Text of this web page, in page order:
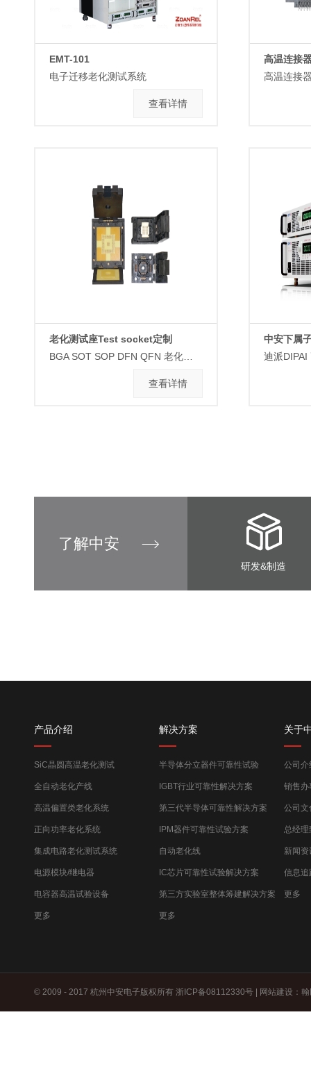
EMT-101
电子迁移老化测试系统
查看详情
高温连接
高温连接
老化测试座Test socket定制
查看详情
中安下属
了解中安
研发&制造
产品介绍
SiC晶圆高温老化测试
全自动老化产线
高温偏置类老化系统
正向功率老化系统
集成电路老化测试系统
电源模块/继电器
电容器高温试验设备
更多
解决方案
半导体分立器件可靠性试验
IGBT行业可靠性解决方案
第三代半导体可靠性解决方案
IPM器件可靠性试验方案
自动老化线
IC芯片可靠性试验解决方案
第三方实验室整体筹建解决方案
更多
关于
公司介
销售办
公司文
总经理
新闻资
信息追
更多
© 2009 - 2017 杭州中安电子版权所有 浙ICP备08112330号 | 网站建设 ：